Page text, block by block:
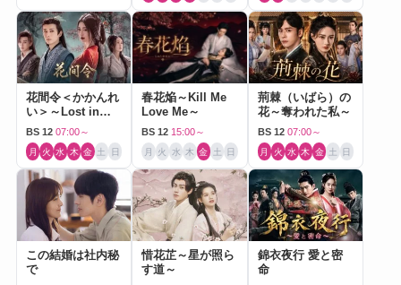
花間令＜かかんれ
い＞～Lost in
Love～
BS 12 07:00～
月 火 水 木 金 土 日
春花焔～Kill Me
Love Me～
BS 12 15:00～
月 火 水 木 金 土 日
荊棘（いばら）の
花～奪われた私～
BS 12 07:00～
月 火 水 木 金 土 日
この結婚は社内秘
で
惜花芷～星が照ら
す道～
錦衣夜行 愛と密
命